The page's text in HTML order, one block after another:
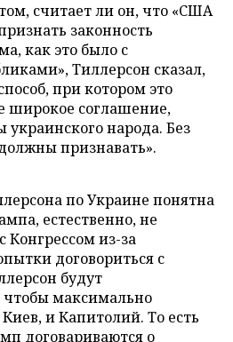
считает ли он, что «США
законность
как это было с
Тиллерсон сказал,
при котором это
широкое соглашение,
народа. Без
признавать».
по Украине понятна
естественно, не
Конгрессом из-за
договориться с
будут
максимально
и Капитолий. То есть
договариваются о